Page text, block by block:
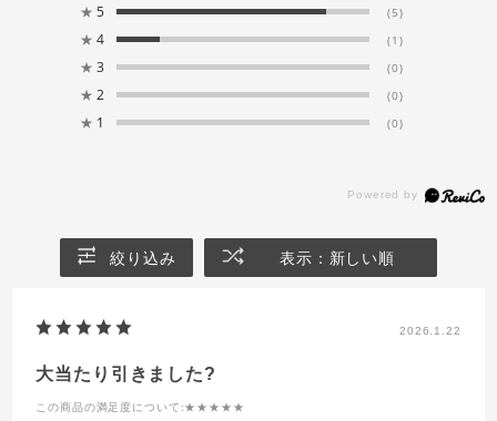
★ 5 (5)
★ 4 (1)
★ 3 (0)
★ 2 (0)
★ 1 (0)
絞り込み 表示：新しい順
2026.1.22
大当たり引きました?
この商品の満足度について :★★★★★